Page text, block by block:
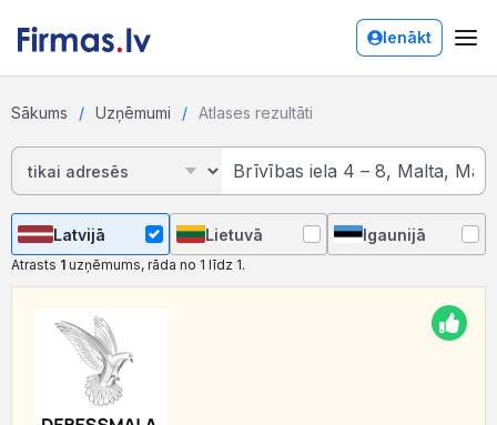
Ienākt
Sākums Uzņēmumi Atlases rezultāti
Latvijā Lietuvā Igaunijā
Atrasts 1 uzņēmums, rāda no 1 līdz 1.